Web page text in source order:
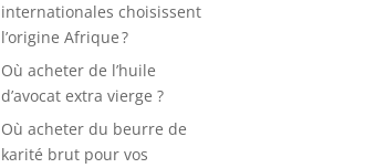
internationales choisissent
l’origine Afrique ?
Où acheter de l’huile
d’avocat extra vierge ?
Où acheter du beurre de
karité brut pour vos